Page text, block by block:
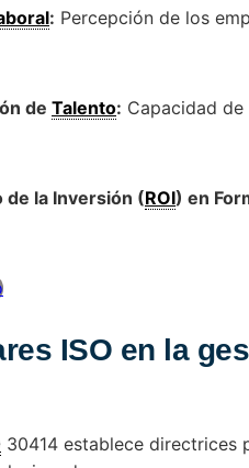
: Percepción de los
de Talento: Capacidad de
de la Inversión (ROI) en
ISO en la
30414 establece directrices